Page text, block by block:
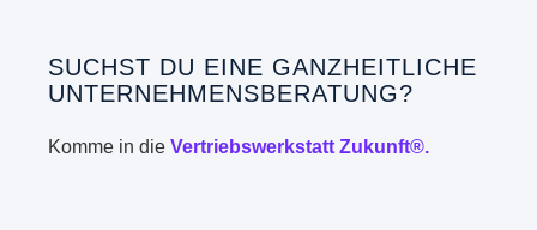
SUCHST DU EINE GANZHEITLICHE
UNTERNEHMENSBERATUNG?
Komme in dieVertriebswerkstatt Zukunft®.